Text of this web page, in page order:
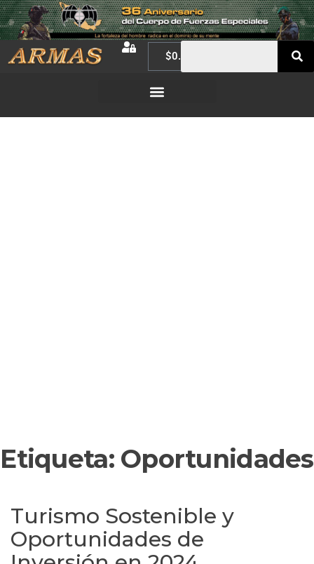
$0.00
Etiqueta: Oportunidades
Turismo Sostenible y
Oportunidades de